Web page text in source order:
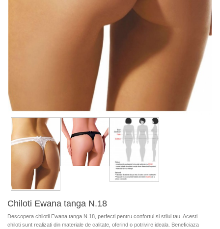
Chiloti Ewana tanga N.18
Descopera chilotii Ewana tanga N.18, perfecti pentru confortul si stilul tau. Acesti
chiloti sunt realizati din materiale de calitate, oferind o potrivire ideala. Beneficiaza